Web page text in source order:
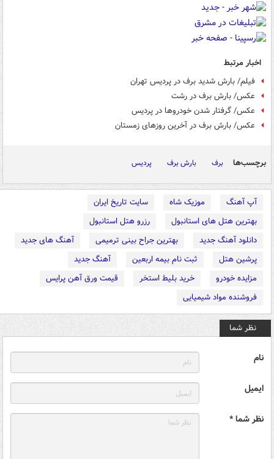
اخبار مرتبط
فیلم/ بارش شدید برف در پردیس تهران
عکس/ بارش برف در رشت
عکس/ گرفتار شدن خودروها در پردیس
عکس/ بارش برف در آخرین روزهای زمستان
برچسب‌ها برف بارش برف پردیس
آپ آهنگ موزیک شاه
سایت تاریخ ایران
بهترین هتل های استانبول
رزرو هتل استانبول
دانلود آهنگ جدید
بهترین جراح بینی ترمیمی
آهنگ های جدید
پرشین هتل
ثبت نام بیمه اربعین
آهنگ جدید
مزایده خودرو
خرید بلیط استخر
قیمت ورق آهن پرایس
فروشنده مواد شیمیایی
نظر شما
نام
ایمیل
نظر شما *